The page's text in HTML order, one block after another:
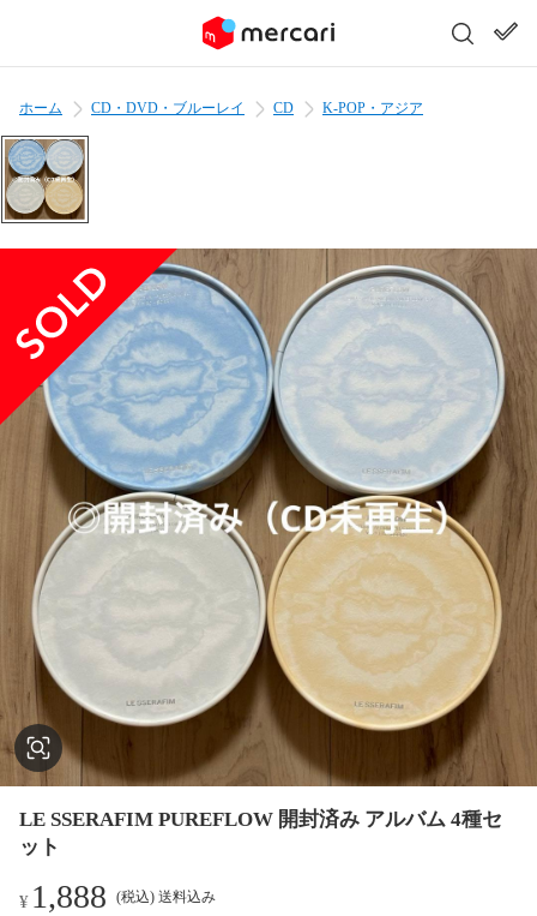
ホーム CD・DVD・ブルーレイ CD K-POP・アジア
LE SSERAFIM PUREFLOW 開封済み アルバム 4種セ
ット
¥ 1,888 (税込) 送料込み